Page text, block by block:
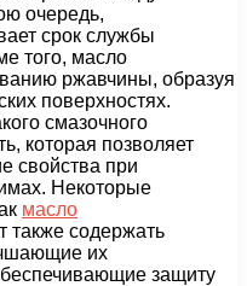
очередь,
срок службы
того, масло
ржавчины, образуя
поверхностях.
смазочного
которая позволяет
свойства при
Некоторые
масло
также содержать
их
защиту